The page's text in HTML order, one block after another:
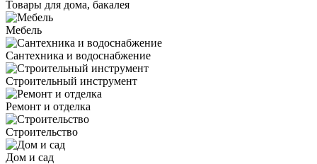
Товары для дома, бакалея
Мебель
Сантехника и водоснабжение
Строительный инструмент
Ремонт и отделка
Строительство
Дом и сад